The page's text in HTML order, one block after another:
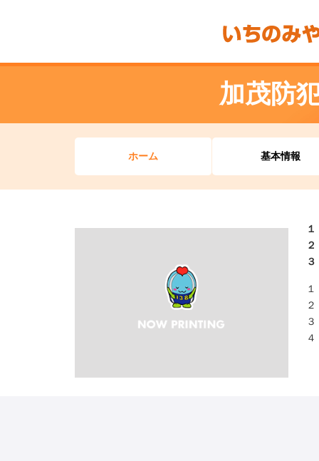
加茂防
ホーム 基本情報